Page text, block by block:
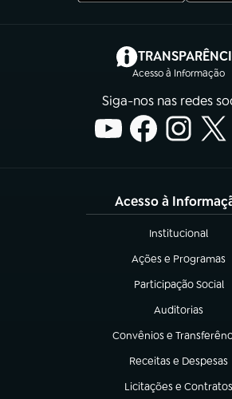
Acesso à Informação
(abre
Siga-nos nas redes
Acesso à
Institucional
(abre em nova
Ações e Programas
(abre em nova aba)
Participação Social
(abre em nova aba)
Auditorias
(abre em nova
Convênios e
(abre em nova aba)
Receitas e Despesas
(abre em nova aba)
Licitações e Contratos
(abre em nova aba)